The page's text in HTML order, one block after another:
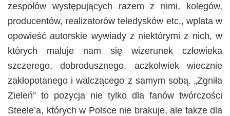
zespołów występujących razem z nimi, kolegów,
producentów, realizatorów teledysków etc., wplata w
opowieść autorskie wywiady z niektórymi z nich, w
których maluje nam się wizerunek człowieka
szczerego, dobrodusznego, aczkolwiek wiecznie
zakłopotanego i walczącego z samym sobą. „Zgniła
Zieleń” to pozycja nie tylko dla fanów twórczości
Steele’a, których w Polsce nie brakuje, ale także dla